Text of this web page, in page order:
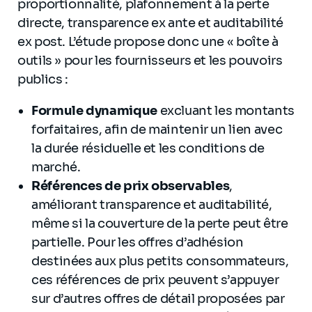
proportionnalité, plafonnement à la perte
directe, transparence ex ante et auditabilité
ex post. L’étude propose donc une « boîte à
outils » pour les fournisseurs et les pouvoirs
publics :
Formule dynamiqueexcluant les montants
forfaitaires, afin de maintenir un lien avec
la durée résiduelle et les conditions de
marché.
Références de prix observables,
améliorant transparence et auditabilité,
même si la couverture de la perte peut être
partielle. Pour les offres d’adhésion
destinées aux plus petits consommateurs,
ces références de prix peuvent s’appuyer
sur d’autres offres de détail proposées par